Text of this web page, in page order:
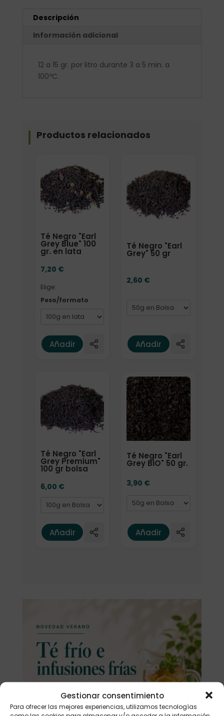
Gestionar consentimiento
Para ofrecer las mejores experiencias, utilizamos tecnologías
Descripción
Información adicional
12 a 15 gr. por litro durante 3 a 5 min. a
100ºC.
Productos relacionados
Té Negro "Earl
Grey Blue" 100
gr. en lata
7,20 €
Elige:
Peso/formato
Elige: Peso/formato
Añadir
Té Negro "Earl
Grey" 50 gr
2,60 €
Añadir
Té Negro "Earl
Grey Premium"
100 gr bolsa
6,00 €
Formato
Añadir
Té Negro "Earl
Grey BIO" 50 gr.
3,90 €
Formato
Añadir